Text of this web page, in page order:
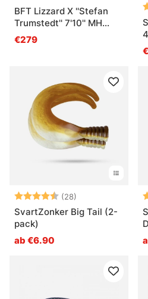
BFT Lizzard X ''Stefan
Trumstedt'' 7'10'' MH
-130g, 2 pcs
€279
Bewertung:(28)
4.4 von 5
SvartZonker Big Tail (2-
pack)
ab €6.90